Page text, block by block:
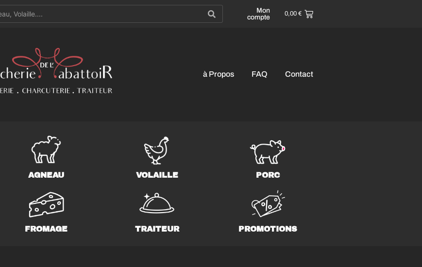
Mon
compte
0,00 €
à Propos FAQ Contact
AGNEAU VOLAILLE PORC
FROMAGE TRAITEUR PROMOTIONS